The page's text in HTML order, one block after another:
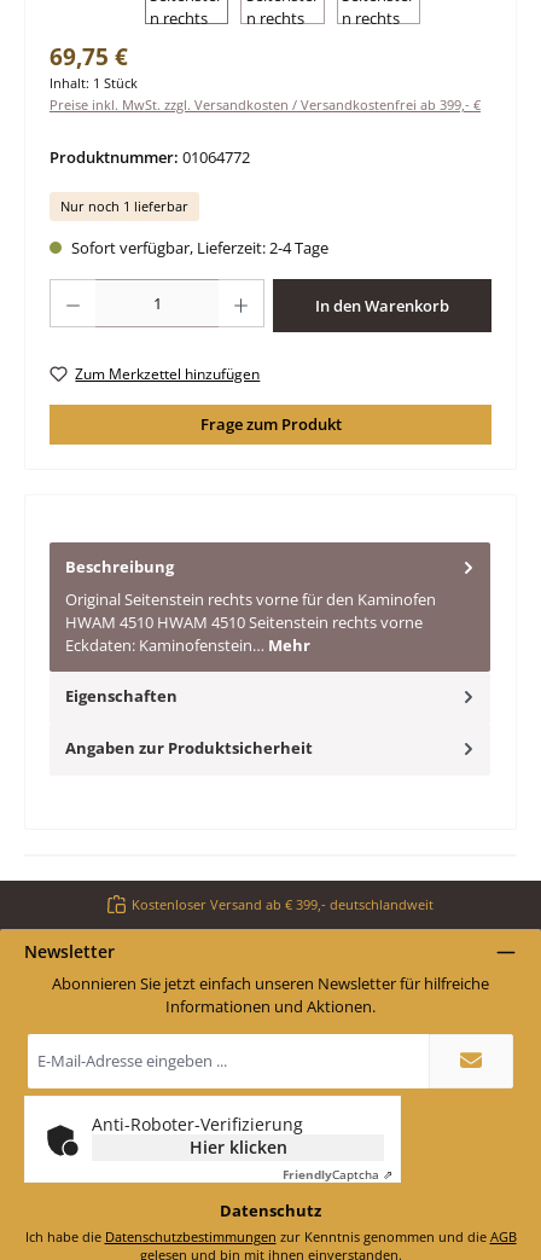
Regulärer Preis:
69,75 €
Inhalt: 1 Stück
Preise inkl. MwSt. zzgl. Versandkosten / Versandkostenfrei ab 399,- €
Produktnummer: 01064772
Nur noch 1 lieferbar
Sofort verfügbar, Lieferzeit: 2-4 Tage
In den Warenkorb
Zum Merkzettel hinzufügen
Frage zum Produkt
Beschreibung
Original Seitenstein rechts vorne für den Kaminofen
HWAM 4510 HWAM 4510 Seitenstein rechts vorne
Eckdaten: Kaminofenstein… Mehr
Eigenschaften
Angaben zur Produktsicherheit
Kostenloser Versand ab € 399,- deutschlandweit
Newsletter
Abonnieren Sie jetzt einfach unseren Newsletter für hilfreiche
Informationen und Aktionen.
Mail-
*
Anti-Roboter-Verifizierung
Hier klicken
FriendlyCaptcha ⇗
Datenschutz
Ich habe die Datenschutzbestimmungen zur Kenntnis genommen und die AGB
gelesen und bin mit ihnen einverstanden.